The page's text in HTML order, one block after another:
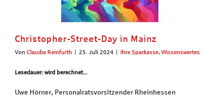
Christopher-Street-Day in Mainz
Von Claudia Reinfurth | 25. Juli 2024 | Ihre Sparkasse, Wissenswertes
Lesedauer: wird berechnet...
Uwe Hörner, Personalratsvorsitzender Rheinhessen